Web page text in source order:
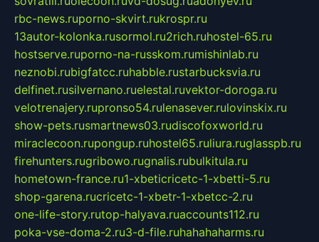
rbc-news.ruporno-skvirt.rukrospr.ru
13autor-kolonka.rusormol.ru2rich.ruhostel-65.ru
hostserve.ruporno-na-russkom.rumishinlab.ru
neznobi.rubigfatcc.ruhabble.rustarbucksvia.ru
delfinet.rusilvernano.ruelestal.ruvektor-doroga.ru
velotrenajery.rupronso54.rulenasever.rulovinskix.ru
show-pets.rusmartnews03.rudiscofoxworld.ru
miraclecoon.rupongup.ruhostel65.ruliura.ruglasspb.ru
firehunters.rugribowo.rugnalis.rubulkitula.ru
hometown-france.ru1-xbeticricetc-1-xbetti-5.ru
shop-garena.rucricetc-1-xbetr-1-xbetcc-2.ru
one-life-story.rutop-halyava.ruaccounts112.ru
poka-vse-doma-2.ru3-d-file.ruhahahaharms.ru